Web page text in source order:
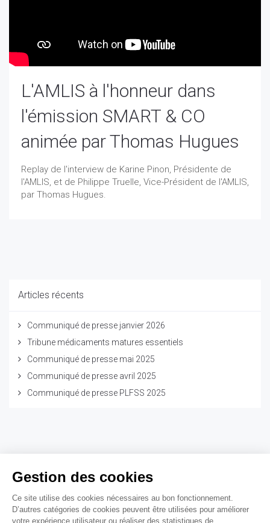
L'AMLIS à l'honneur dans
l'émission SMART & CO
animée par Thomas Hugues
Replay de l'interview de Karine Pinon, Présidente de
l'AMLIS, et de Philippe Truelle, Vice-Président de l'AMLIS,
par Thomas Hugues.
Articles récents
Communiqué de presse janvier 2026
Tribune médicaments matures essentiels
Communiqué de presse mai 2025
Communiqué de presse avril 2025
Communiqué de presse PLFSS 2025
75016 Paris
Gestion des cookies
Ce site utilise des cookies nécessaires au bon fonctionnement.
D’autres catégories de cookies peuvent être utilisées pour améliorer
votre expérience utilisateur ou réaliser des statistiques de